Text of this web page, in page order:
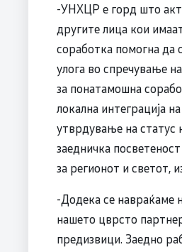
-УНХЦР е горд што
другите лица кои
соработка помогна да
улога во спречување
за понатамошна
локална интеграција
утврдување на статус
заедничка
за регионот и светот,
-Додека се навраќаме
нашето цврсто
предизвици. Заедно